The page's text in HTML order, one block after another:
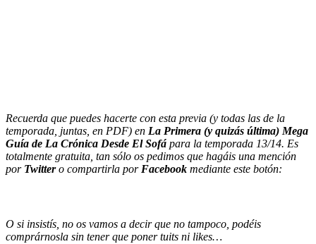
Recuerda que puedes hacerte con esta previa (y todas las de la
temporada, juntas, en PDF) en La Primera (y quizás última) Mega
Guía de La Crónica Desde El Sofá para la temporada 13/14. Es
totalmente gratuita, tan sólo os pedimos que hagáis una mención
por Twittero compartirla por Facebook mediante este botón:
O si insistís, no os vamos a decir que no tampoco, podéis
comprárnosla sin tener que poner tuits ni likes…